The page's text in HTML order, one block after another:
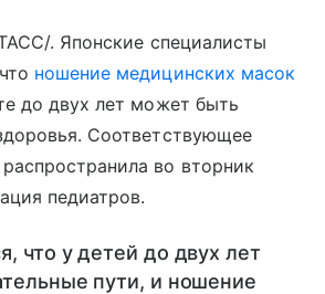
. Японские специалисты
ношение медицинских масок
до двух лет может быть
Соответствующее
во вторник
педиатров.
что у детей до двух лет
пути, и ношение